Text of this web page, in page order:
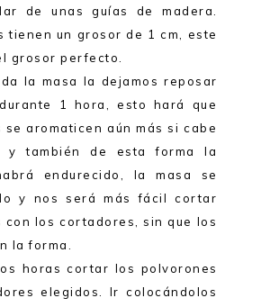
de unas guías de madera.
tienen un grosor de 1 cm, este
grosor perfecto.
la masa la dejamos reposar
1 hora, esto hará que
aromaticen aún más si cabe
y también de esta forma la
endurecido, la masa se
y nos será más fácil cortar
con los cortadores, sin que los
la forma.
horas cortar los polvorones
elegidos. Ir colocándolos